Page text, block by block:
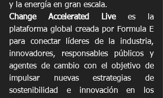
y la energía en gran escala.
Change Accelerated Live es la
plataforma global creada por Formula E
para conectar líderes de la industria,
innovadores, responsables públicos y
agentes de cambio con el objetivo de
impulsar nuevas estrategias de
sostenibilidad e innovación en los